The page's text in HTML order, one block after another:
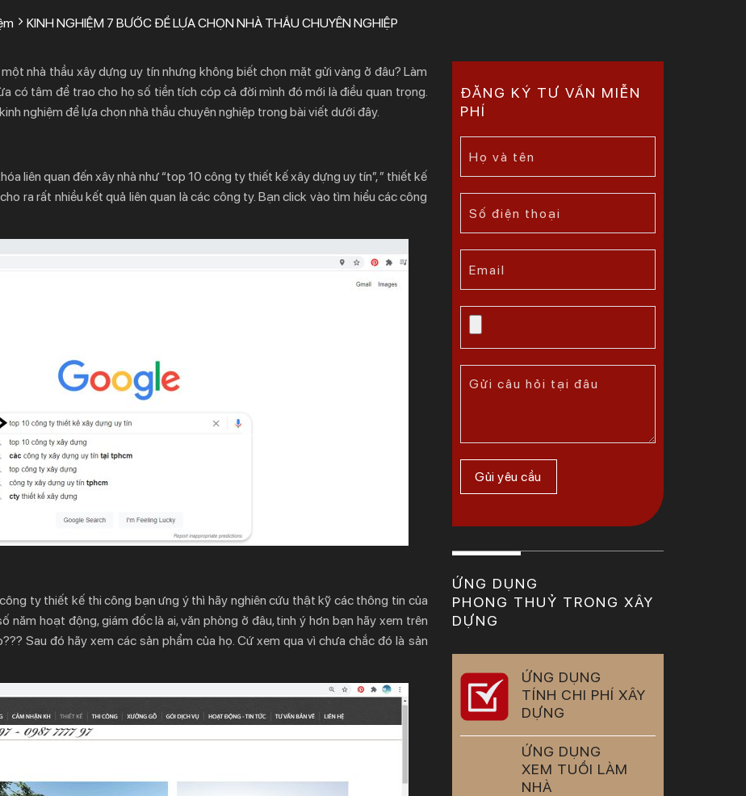
KINH NGHIỆM 7 BƯỚC ĐỂ LỰA CHỌN NHÀ THẦU CHUYÊN NGHIỆP
nhà thầu xây dựng uy tín nhưng không biết chọn mặt gửi vàng ở đâu? Làm
có tâm để trao cho họ số tiền tích cóp cả đời mình đó mới là điều quan trọng.
nghiệm để lựa chọn nhà thầu chuyên nghiệp trong bài viết dưới đây.
liên quan đến xây nhà như “top 10 công ty thiết kế xây dựng uy tín”, ” thiết kế
ra rất nhiều kết quả liên quan là các công ty. Bạn click vào tìm hiểu các công
ty thiết kế thi công bạn ưng ý thì hãy nghiên cứu thật kỹ các thông tin của
năm hoạt động, giám đốc là ai, văn phòng ở đâu, tinh ý hơn bạn hãy xem trên
Sau đó hãy xem các sản phẩm của họ. Cứ xem qua vì chưa chắc đó là sản
ĐĂNG KÝ TƯ VẤN MIỄN
PHÍ
ỨNG DỤNG
PHONG THUỶ TRONG XÂY
DỰNG
ỨNG DỤNG
TÍNH CHI PHÍ XÂY
DỰNG
ỨNG DỤNG
XEM TUỔI LÀM
NHÀ